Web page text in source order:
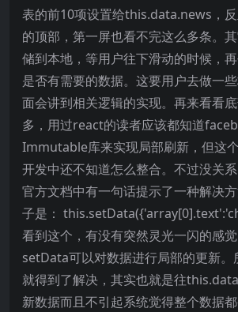
表的前10项设置给this.data.news，
的顶部，第一屏也看不完这么多条。
储到本地，等用户往下滑动的时候，
是否有需要的数据。这要用户去做一
面会讲到相关逻辑的实现。再来看看
多，用过react的读者应该都知道
Immutable库来实现局部刷新，但这
开发中还不知道怎么整合。不过没关系
官方文档中有一句话提示了一种解决
子是：
看到这个，有没有突然灵光一闪的感觉
setData可以对数据进行局部的更新。
就得到了解决，其实也就是往
新数据而且不引起系统觉得整个数据